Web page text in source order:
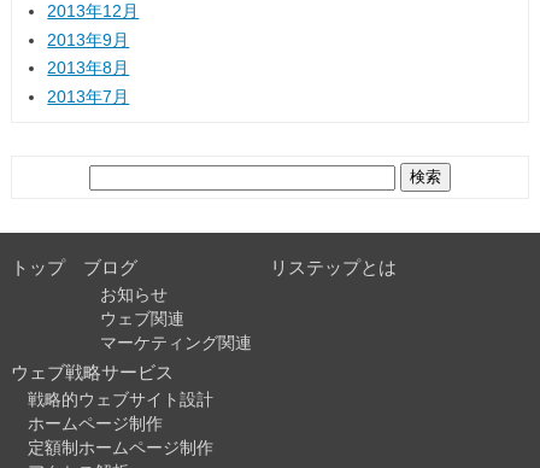
2013年12月
2013年9月
2013年8月
2013年7月
検
索:
トップ ブログ
お知らせ
ウェブ関連
マーケティング関連
リステップとは
ウェブ戦略サービス
戦略的ウェブサイト設計
ホームページ制作
定額制ホームページ制作